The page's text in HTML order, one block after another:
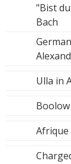
"Bist
Bach
Ulla in
Afrique